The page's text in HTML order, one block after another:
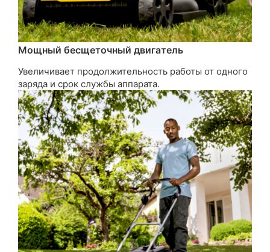
Мощный бесщеточный двигатель
Увеличивает продолжительность работы от одного
заряда и срок службы аппарата.